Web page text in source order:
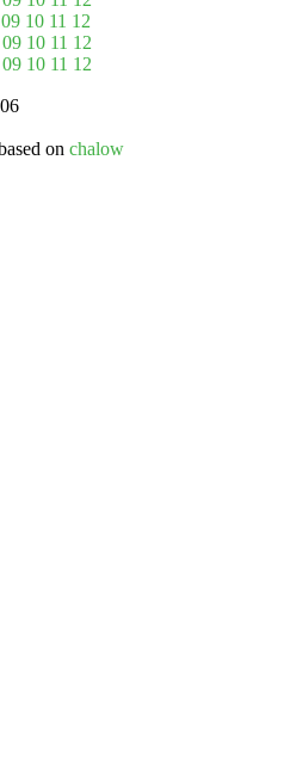
09 10 11 12
09 10 11 12
09 10 11 12
on chalow